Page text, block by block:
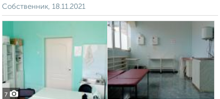
Собственник, 18.11.2021
7